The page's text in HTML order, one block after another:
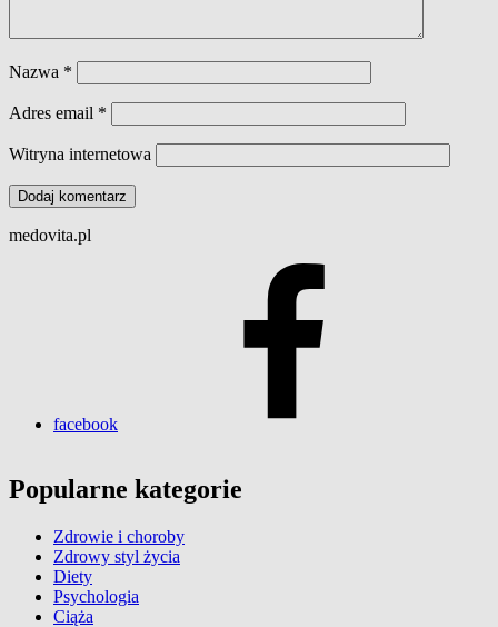
Nazwa *
Adres email *
Witryna internetowa
medovita.pl
facebook
Popularne kategorie
Zdrowie i choroby
Zdrowy styl życia
Diety
Psychologia
Ciąża